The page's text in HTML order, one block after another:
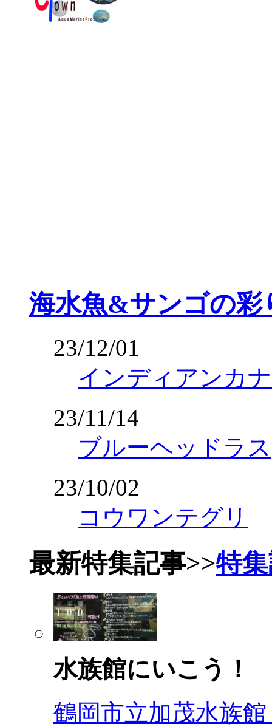
海水魚&サンゴの
23/12/01
インディアンカ
23/11/14
ブルーヘッドラス
23/10/02
コウワンテグリ
最新特集記事>>特
水族館にいこう！
鶴岡市立加茂水族